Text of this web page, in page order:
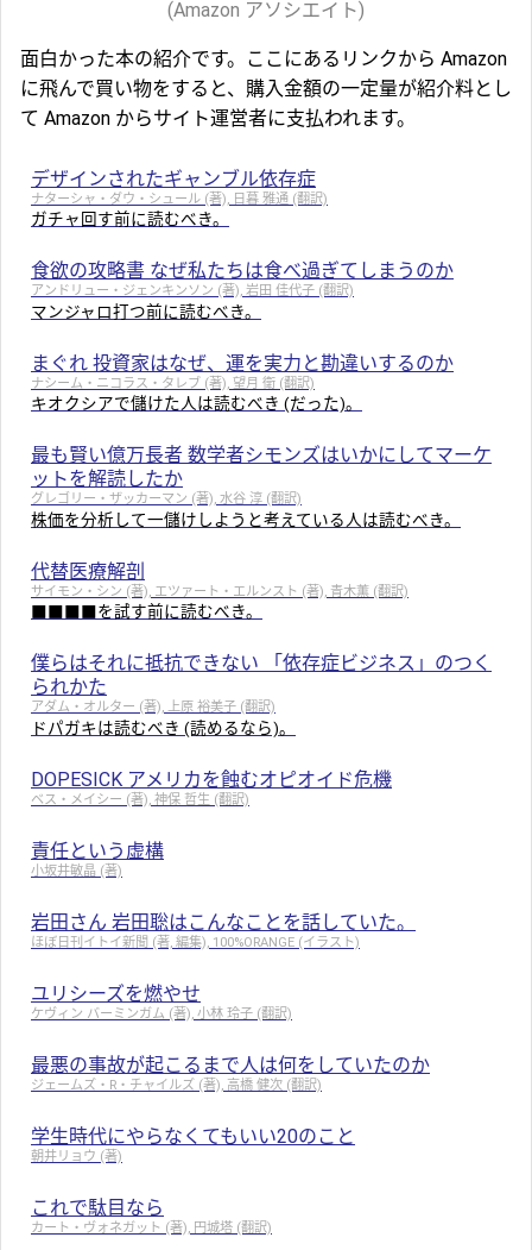
(Amazon アソシエイト)
面白かった本の紹介です。ここにあるリンクから Amazon
に飛んで買い物をすると、購入金額の一定量が紹介料とし
て Amazon からサイト運営者に支払われます。
デザインされたギャンブル依存症
ナターシャ・ダウ・シュール (著), 日暮 雅通 (翻訳)
ガチャ回す前に読むべき。
食欲の攻略書 なぜ私たちは食べ過ぎてしまうのか
アンドリュー・ジェンキンソン (著), 岩田 佳代子 (翻訳)
マンジャロ打つ前に読むべき。
まぐれ 投資家はなぜ、運を実力と勘違いするのか
ナシーム・ニコラス・タレブ (著), 望月 衛 (翻訳)
キオクシアで儲けた人は読むべき (だった)。
最も賢い億万長者 数学者シモンズはいかにしてマーケ
ットを解読したか
グレゴリー・ザッカーマン (著), 水谷 淳 (翻訳)
株価を分析して一儲けしようと考えている人は読むべき。
代替医療解剖
サイモン・シン (著), エツァート・エルンスト (著), 青木薫 (翻訳)
■■■■を試す前に読むべき。
僕らはそれに抵抗できない 「依存症ビジネス」のつく
られかた
アダム・オルター (著), 上原 裕美子 (翻訳)
ドパガキは読むべき (読めるなら)。
DOPESICK アメリカを蝕むオピオイド危機
ベス・メイシー (著), 神保 哲生 (翻訳)
責任という虚構
小坂井敏晶 (著)
岩田さん 岩田聡はこんなことを話していた。
ほぼ日刊イトイ新聞 (著, 編集), 100%ORANGE (イラスト)
ユリシーズを燃やせ
ケヴィン バーミンガム (著), 小林 玲子 (翻訳)
最悪の事故が起こるまで人は何をしていたのか
ジェームズ・R・チャイルズ (著), 高橋 健次 (翻訳)
学生時代にやらなくてもいい20のこと
朝井リョウ (著)
これで駄目なら
カート・ヴォネガット (著), 円城塔 (翻訳)